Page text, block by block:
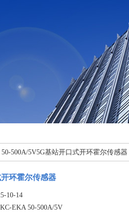
500A/5V5G基站开口式开环霍尔传感器
环霍尔传感器
10-14
EKA 50-500A/5V